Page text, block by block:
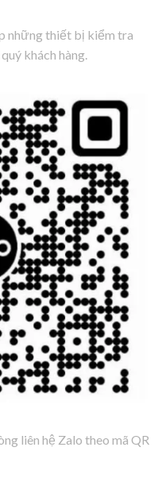
những thiết bị kiểm tra
khách hàng.
liên hệ Zalo theo mã QR